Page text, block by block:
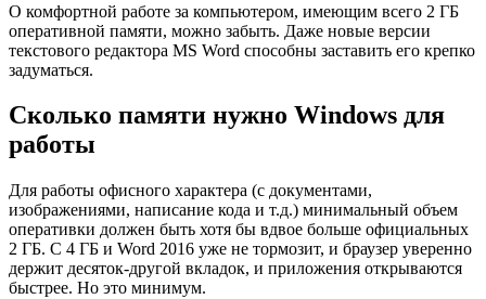
О комфортной работе за компьютером, имеющим всего 2 ГБ
оперативной памяти, можно забыть. Даже новые версии
текстового редактора MS Word способны заставить его крепко
задуматься.
Сколько памяти нужно Windows для
работы
Для работы офисного характера (с документами,
изображениями, написание кода и т.д.) минимальный объем
оперативки должен быть хотя бы вдвое больше официальных
2 ГБ. С 4 ГБ и Word 2016 уже не тормозит, и браузер уверенно
держит десяток-другой вкладок, и приложения открываются
быстрее. Но это минимум.